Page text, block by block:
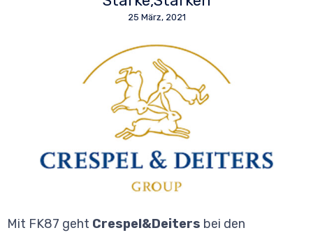
25 März, 2021
Mit FK87 geht Crespel&Deiters bei den